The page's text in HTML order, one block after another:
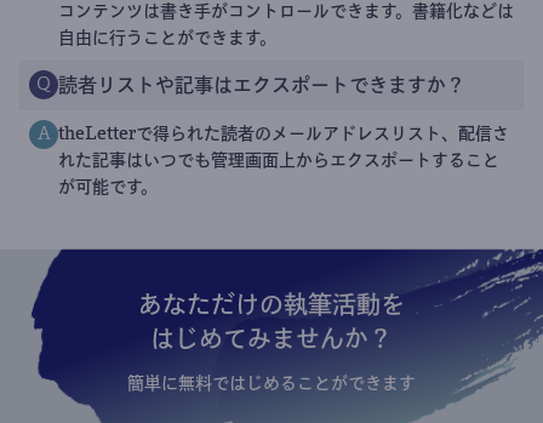
コンテンツは書き手がコントロールできます。書籍化などは
自由に行うことができます。
Q 読者リストや記事はエクスポートできますか？
A theLetterで得られた読者のメールアドレスリスト、配信さ
れた記事はいつでも管理画面上からエクスポートすること
が可能です。
あなただけの執筆活動を
はじめてみませんか？
簡単に無料ではじめることができます